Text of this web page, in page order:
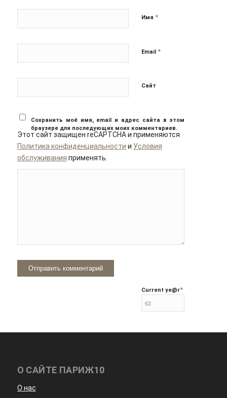
Имя *
Email *
Сайт
Сохранить моё имя, email и адрес сайта в этом
браузере для последующих моих комментариев.
Этот сайт защищен reCAPTCHA и применяются
Политика конфиденциальности и Условия
обслуживания применять.
Current ye@r*
О САЙТЕ ПАРИЖ10
О нас